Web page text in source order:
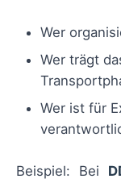
Wer
Wer trägt
Wer ist für
Beispiel: Bei